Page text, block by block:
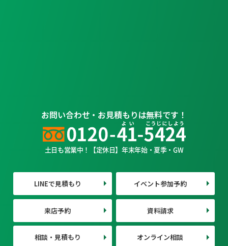
お問い合わせ・お見積もりは無料です！
土日も営業中！【定休日】年末年始・夏季・GW
LINEで見積もり イベント参加予約
来店予約 資料請求
相談・見積もり オンライン相談